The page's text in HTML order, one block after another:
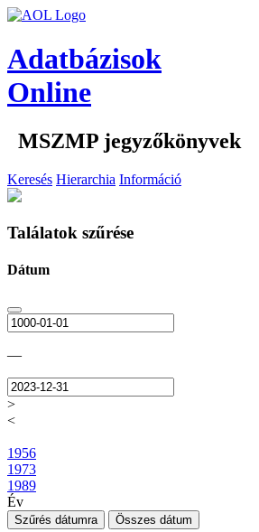
Adatbázisok
Online
MSZMP jegyzőkönyvek
Keresés Hierarchia Információ
Találatok szűrése
Dátum
—
>
<
1956
1973
1989
Év
Szűrés dátumra Összes dátum